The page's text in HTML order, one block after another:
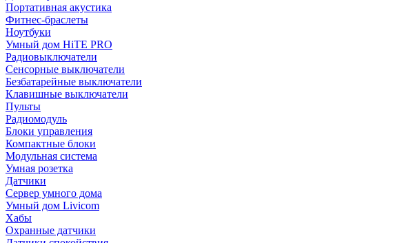
Портативная акустика
Фитнес-браслеты
Ноутбуки
Умный дом HiTE PRO
Радиовыключатели
Сенсорные выключатели
Безбатарейные выключатели
Клавишные выключатели
Пульты
Радиомодуль
Блоки управления
Компактные блоки
Модульная система
Умная розетка
Датчики
Сервер умного дома
Умный дом Livicom
Хабы
Охранные датчики